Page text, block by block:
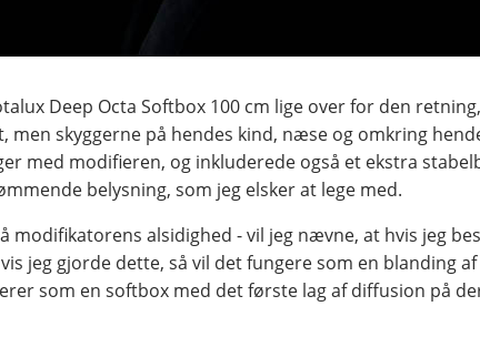
Deep Octa Softbox 100 cm lige over for den
skyggerne på hendes kind, næse og omkring
med modifieren, og inkluderede også et ekstra
belysning, som jeg elsker at lege med.
modifikatorens alsidighed - vil jeg nævne, at hvis jeg
jeg gjorde dette, så vil det fungere som en blanding
som en softbox med det første lag af diffusion på